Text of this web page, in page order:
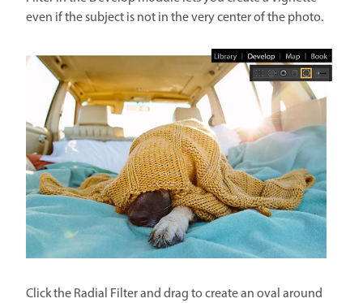
even if the subject is not in the very center of the photo.
Click the Radial Filter and drag to create an oval around